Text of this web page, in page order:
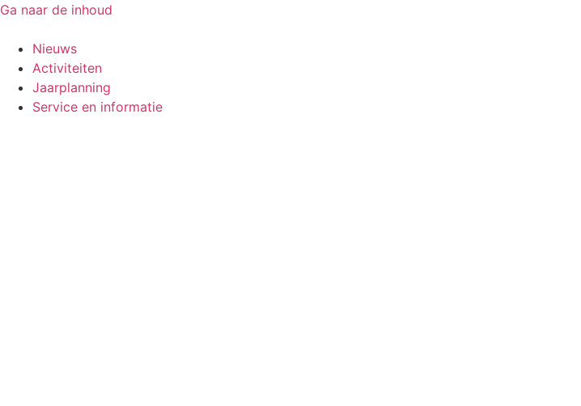
Ga naar de inhoud
Nieuws
Activiteiten
Jaarplanning
Service en informatie